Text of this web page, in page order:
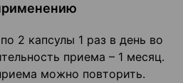
2 капсулы 1 раз в день во
приема – 1 месяц.
можно повторить.